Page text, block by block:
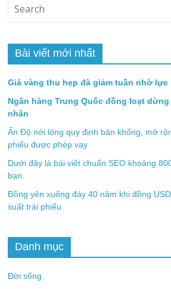
Bài viết mới nhất
Giá vàng thu hẹp đà giảm tuần nhờ lực
Ngân hàng Trung Quốc đồng loạt
nhân
Ấn Độ nới lỏng quy định bán khống, mở
phiếu được phép vay
Dưới đây là bài viết chuẩn SEO khoảng
bạn.
Đồng yên xuống đáy 40 năm khi đồng
suất trái phiếu
Danh mục
Đời sống